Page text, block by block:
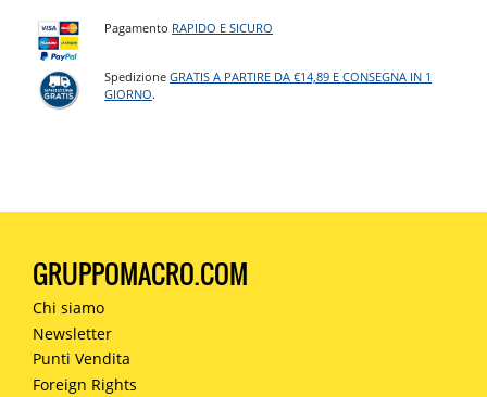
Pagamento RAPIDO E SICURO
SpedizioneGRATIS A PARTIRE DA €14,89 E CONSEGNA IN 1
GIORNO.
GRUPPOMACRO.COM
Chi siamo
Newsletter
Punti Vendita
Foreign Rights